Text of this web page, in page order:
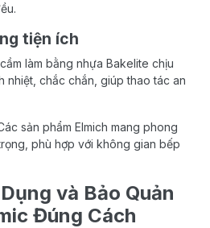
tiện ích
làm bằng nhựa Bakelite chịu
nhiệt, chắc chắn, giúp thao tác an
sản phẩm Elmich mang phong
phù hợp với không gian bếp
và Bảo Quản
Đúng Cách